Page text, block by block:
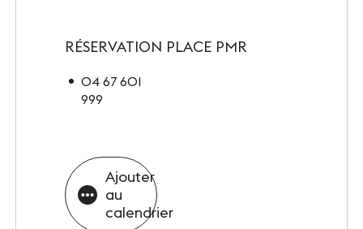
RÉSERVATION PLACE PMR
04 67 601
999
Ajouter
au
calendrier